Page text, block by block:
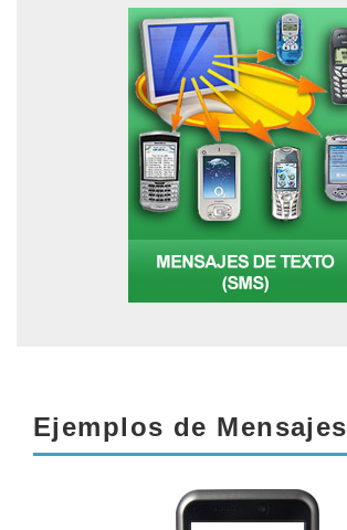
Ejemplos de Mensajes